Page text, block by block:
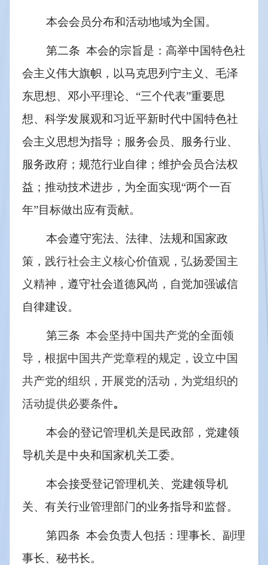
本会会员分布和活动地域为全国。
第二条  本会的宗旨是：高举中国特色社
会主义伟大旗帜，以马克思列宁主义、毛泽
东思想、邓小平理论、“三个代表”重要思
想、科学发展观和习近平新时代中国特色社
会主义思想为指导；服务会员、服务行业、
服务政府；规范行业自律；维护会员合法权
益；推动技术进步，为全面实现“两个一百
年”目标做出应有贡献。
本会遵守宪法、法律、法规和国家政
策， 践行社会主义核心价值观，弘扬爱国主
义精神， 遵守社会道德风尚，自觉加强诚信
自律建设。
第三条 本会坚持中国共产党的全面领
导，根据中国共产党章程的规定，设立中国
共产党的组织，开展党的活动，为党组织的
活动提供必要条件。
本会的登记管理机关是民政部，党建领
导机关是中央和国家机关工委。
本会接受登记管理机关、党建领导机
关、有关行业管理部门的业务指导和监督。
第四条  本会负责人包括：理事长、副理
事长、秘书长。